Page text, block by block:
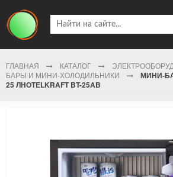
ГЛАВНАЯ КАТАЛОГ
БАРЫ И МИНИ-ХОЛОДИЛЬНИКИ
МИНИ-
25 ЛHOTELKRAFT BT-25AB